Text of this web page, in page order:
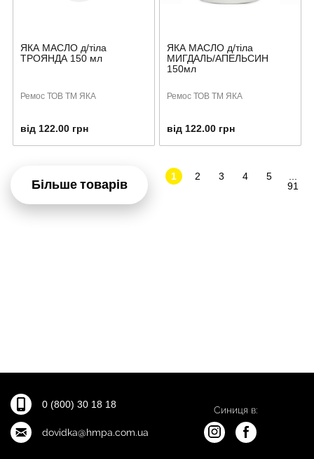
ЯКА МАСЛО д/тіла
ТРОЯНДА 150 мл
Ремос ТОВ ТМ ЯКА
від 122.00 грн
ЯКА МАСЛО д/тіла
МИГДАЛЬ/АПЕЛЬСИН
150мл
Ремос ТОВ ТМ ЯКА
від 122.00 грн
Більше товарів
1 2 3 4 5
91
0 (800) 30 18 18
dovidka@hmpa.com.ua
Синиця в: